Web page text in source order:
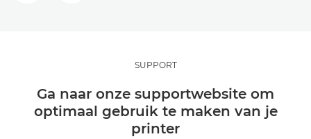
SUPPORT
Ga naar onze supportwebsite om
optimaal gebruik te maken van je
printer